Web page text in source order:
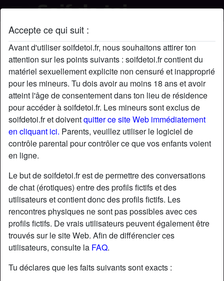
Accepte ce qui suit :
Avant d'utiliser soifdetoi.fr, nous souhaitons attirer ton
attention sur les points suivants : soifdetoi.fr contient du
matériel sexuellement explicite non censuré et inapproprié
pour les mineurs. Tu dois avoir au moins 18 ans et avoir
atteint l'âge de consentement dans ton lieu de résidence
pour accéder à soifdetoi.fr. Les mineurs sont exclus de
soifdetoi.fr et doiventquitter ce site Web immédiatement
en cliquant ici. Parents, veuillez utiliser le logiciel de
contrôle parental pour contrôler ce que vos enfants voient
en ligne.
Le but de soifdetoi.fr est de permettre des conversations
de chat (érotiques) entre des profils fictifs et des
utilisateurs et contient donc des profils fictifs. Les
rencontres physiques ne sont pas possibles avec ces
profils fictifs. De vrais utilisateurs peuvent également être
trouvés sur le site Web. Afin de différencier ces
utilisateurs, consulte la FAQ.
Tu déclares que les faits suivants sont exacts :
TastelikeHoney's profil
starAjouter chatDiscuter !